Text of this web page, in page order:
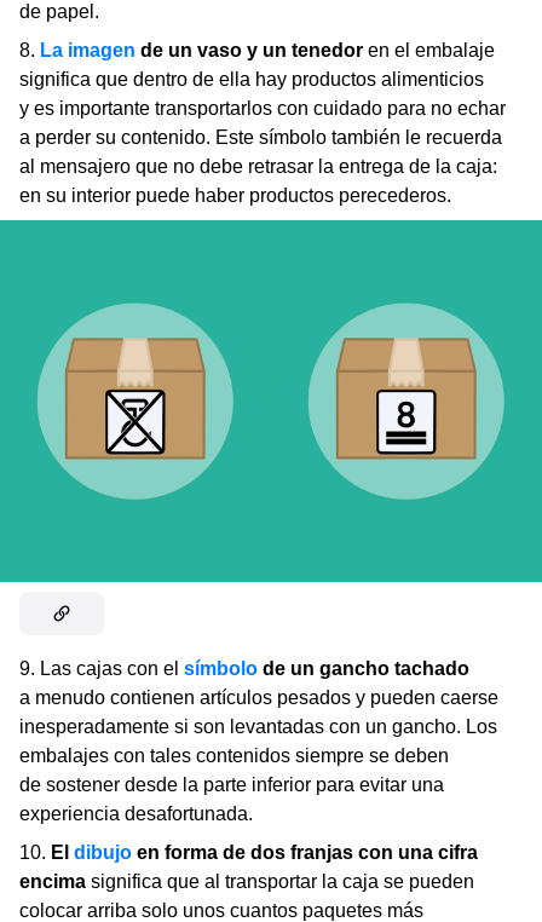
de papel.
8. La imagen de un vaso y un tenedor en el embalaje
significa que dentro de ella hay productos alimenticios
y es importante transportarlos con cuidado para no echar
a perder su contenido. Este símbolo también le recuerda
al mensajero que no debe retrasar la entrega de la caja:
en su interior puede haber productos perecederos.
9. Las cajas con el símbolo de un gancho tachado
a menudo contienen artículos pesados y pueden caerse
inesperadamente si son levantadas con un gancho. Los
embalajes con tales contenidos siempre se deben
de sostener desde la parte inferior para evitar una
experiencia desafortunada.
10. El dibujo en forma de dos franjas con una cifra
encima significa que al transportar la caja se pueden
colocar arriba solo unos cuantos paquetes más